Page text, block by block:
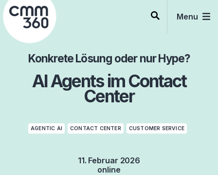
Skip
to
content
Menu
Konkrete Lösung oder nur Hype?
AI Agents im Contact
Center
AGENTIC AI CONTACT CENTER CUSTOMER SERVICE
11. Februar 2026
online